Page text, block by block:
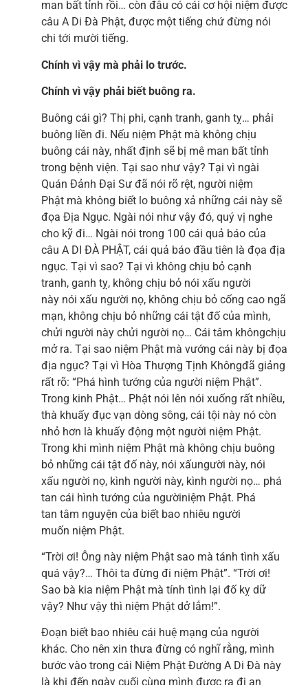
man bất tỉnh rồi… còn đâu có cái cơ hội niệm được
câu A Di Đà Phật, được một tiếng chứ đừng nói
chi tới mười tiếng.
Chính vì vậy mà phải lo trước.
Chính vì vậy phải biết buông ra.
Buông cái gì? Thị phi, cạnh tranh, ganh tỵ… phải
buông liền đi. Nếu niệm Phật mà không chịu
buông cái này, nhất định sẽ bị mê man bất tỉnh
trong bệnh viện. Tại sao như vậy? Tại vì ngài
Quán Đảnh Đại Sư đã nói rõ rệt, người niệm
Phật mà không biết lo buông xả những cái này sẽ
đọa Địa Ngục. Ngài nói như vậy đó, quý vị nghe
cho kỹ đi… Ngài nói trong 100 cái quả báo của
câu A DI ĐÀ PHẬT, cái quả báo đầu tiên là đọa địa
ngục. Tại vì sao? Tại vì không chịu bỏ cạnh
tranh, ganh tỵ, không chịu bỏ nói xấu người
này nói xấu người nọ, không chịu bỏ cống cao ngã
mạn, không chịu bỏ những cái tật đố của mình,
chửi người này chửi người nọ… Cái tâm khôngchịu
mở ra. Tại sao niệm Phật mà vướng cái này bị đọa
địa ngục? Tại vì Hòa Thượng Tịnh Khôngđã giảng
rất rõ: “Phá hình tướng của người niệm Phật”.
Trong kinh Phật… Phật nói lên nói xuống rất nhiều,
thà khuấy đục vạn dòng sông, cái tội này nó còn
nhỏ hơn là khuấy động một người niệm Phật.
Trong khi mình niệm Phật mà không chịu buông
bỏ những cái tật đố này, nói xấungười này, nói
xấu người nọ, kình người này, kình người nọ… phá
tan cái hình tướng của ngườiniệm Phật. Phá
tan tâm nguyện của biết bao nhiêu người
muốn niệm Phật.
“Trời ơi! Ông này niệm Phật sao mà tánh tình xấu
quá vậy?… Thôi ta đừng đi niệm Phật”. “Trời ơi!
Sao bà kia niệm Phật mà tính tình lại đố kỵ dữ
vậy? Như vậy thì niệm Phật dở lắm!”.
Đoạn biết bao nhiêu cái huệ mạng của người
khác. Cho nên xin thưa đừng có nghĩ rằng, mình
bước vào trong cái Niệm Phật Đường A Di Đà này
là khi đến ngày cuối cùng mình được ra đi an